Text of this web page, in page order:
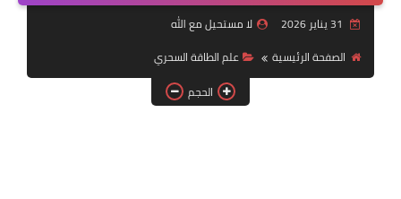
العلاقات العاطفية
تطوير الذات
توقعات ورسائل كونية
لا مستحيل مع الله
الصفحة الرئيسية
علم الطاقة السحري
الحجم